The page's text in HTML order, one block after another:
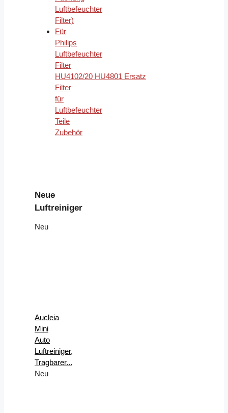
Luftbefeuchter
Filter)
Für
Philips
Luftbefeuchter
Filter
HU4102/20 HU4801 Ersatz
Filter
für
Luftbefeuchter
Teile
Zubehör
Neue
Luftreiniger
Neu
Aucleia
Mini
Auto
Luftreiniger,
Tragbarer...
Neu